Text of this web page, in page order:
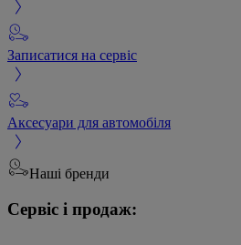
Записатися на сервіс
Аксесуари для автомобіля
Наші бренди
Сервіс і продаж: